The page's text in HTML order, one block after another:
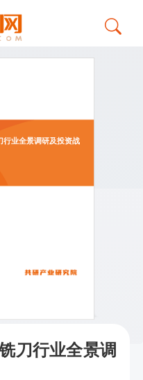
业全景调研及投资战
刀行业全景调